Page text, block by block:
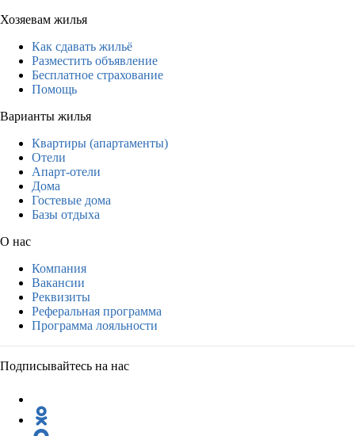
Хозяевам жилья
Как сдавать жильё
Разместить объявление
Бесплатное страхование
Помощь
Варианты жилья
Квартиры (апартаменты)
Отели
Апарт-отели
Дома
Гостевые дома
Базы отдыха
О нас
Компания
Вакансии
Реквизиты
Реферальная программа
Программа лояльности
Подписывайтесь на нас